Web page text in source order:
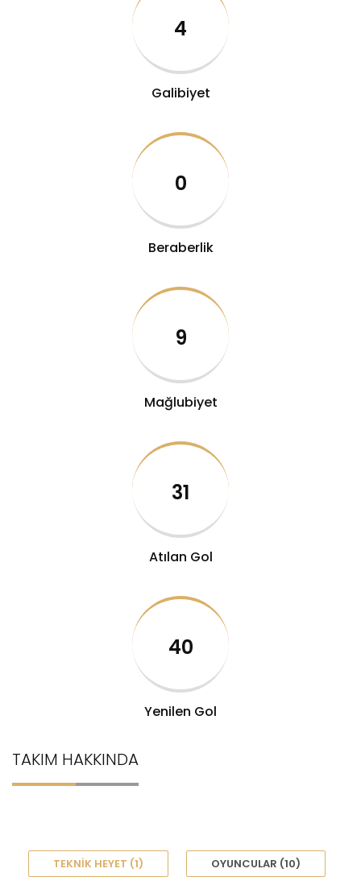
4
Galibiyet
0
Beraberlik
9
Mağlubiyet
31
Atılan Gol
40
Yenilen Gol
TAKIM HAKKINDA
TEKNIK HEYET (1) OYUNCULAR (10)